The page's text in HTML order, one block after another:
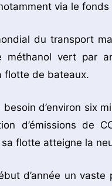
via le
du transport
vert par
flotte de bateaux.
d’environ six
d’émissions de
flotte atteigne la
d’année un